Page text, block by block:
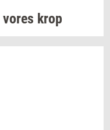
vores krop